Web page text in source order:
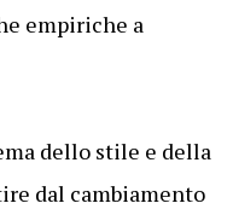
empiriche a
dello stile e della
dal cambiamento